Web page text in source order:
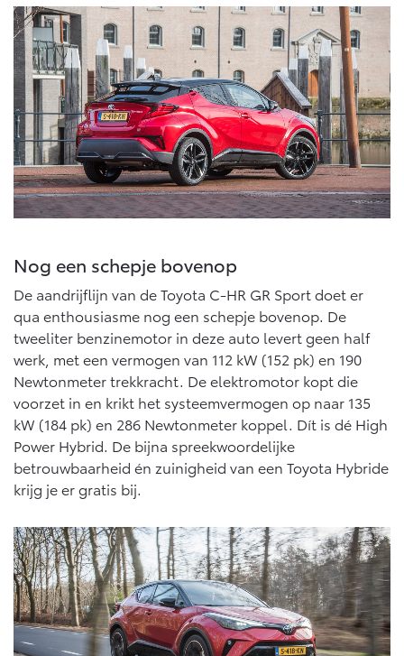
Nog een schepje bovenop
De aandrijflijn van de Toyota C-HR GR Sport doet er
qua enthousiasme nog een schepje bovenop. De
tweeliter benzinemotor in deze auto levert geen half
werk, met een vermogen van 112 kW (152 pk) en 190
Newtonmeter trekkracht. De elektromotor kopt die
voorzet in en krikt het systeemvermogen op naar 135
kW (184 pk) en 286 Newtonmeter koppel. Dít is dé High
Power Hybrid. De bijna spreekwoordelijke
betrouwbaarheid én zuinigheid van een Toyota Hybride
krijg je er gratis bij.